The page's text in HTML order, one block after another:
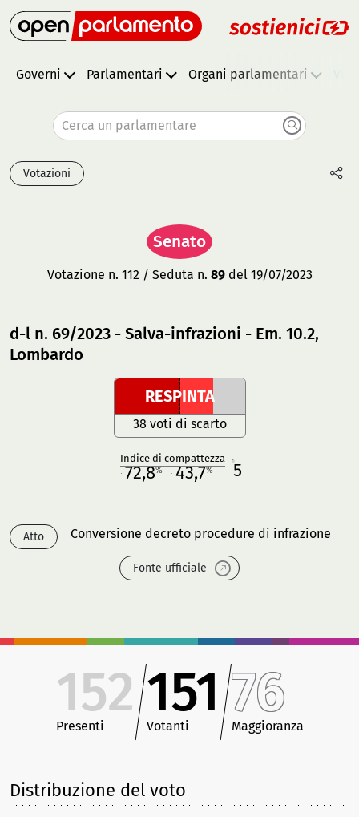
Governi Parlamentari Organi parlamentari
Cerca un parlamentare
Votazioni
Senato
Votazione n. 112 / Seduta n. 89del 19/07/2023
d-l n. 69/2023 - Salva-infrazioni - Em. 10.2,
Lombardo
RESPINTA
38 voti di scarto
Indice di compattezza
72,8% 43,7% 5
Atto Conversione decreto procedure di infrazione
Fonte ufficiale
152
Presenti
151
Votanti
76
Maggioranza
Distribuzione del voto